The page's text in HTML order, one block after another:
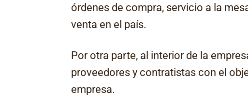
órdenes de compra, servicio a la
venta en el país.
Por otra parte, al interior de la
proveedores y contratistas con el
empresa.